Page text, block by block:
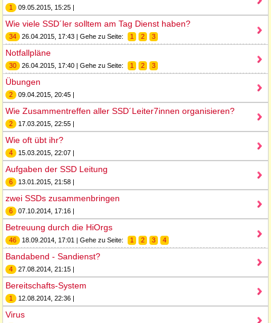
1 09.05.2015, 15:25 |
Wie viele SSD´ler solltem am Tag Dienst haben?
34 26.04.2015, 17:43 | Gehe zu Seite: 1 2 3
Notfallpläne
30 26.04.2015, 17:40 | Gehe zu Seite: 1 2 3
Übungen
2 09.04.2015, 20:45 |
Wie Zusammentreffen aller SSD´Leiter7innen organisieren?
2 17.03.2015, 22:55 |
Wie oft übt ihr?
4 15.03.2015, 22:07 |
Aufgaben der SSD Leitung
6 13.01.2015, 21:58 |
zwei SSDs zusammenbringen
6 07.10.2014, 17:16 |
Betreuung durch die HiOrgs
46 18.09.2014, 17:01 | Gehe zu Seite: 1 2 3 4
Bandabend - Sandienst?
4 27.08.2014, 21:15 |
Bereitschafts-System
1 12.08.2014, 22:36 |
Virus